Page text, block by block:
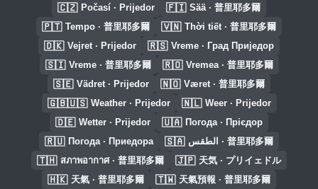
🇨🇿 Počasí · Prijedor 🇫🇮 Sää · 普里耶多爾
🇵🇹 Tempo · 普里耶多爾 🇻🇳 Thời tiết · 普里耶多爾
🇩🇰 Vejret · Prijedor 🇷🇸 Vreme · Град Приједор
🇸🇮 Vreme · 普里耶多爾 🇷🇴 Vremea · 普里耶多爾
🇸🇪 Vädret · Prijedor 🇳🇴 Været · 普里耶多爾
🇬🇧🇺🇸 Weather · Prijedor 🇳🇱 Weer · Prijedor
🇩🇪 Wetter · Prijedor 🇺🇦 Погода · Прієдор
🇷🇺 Погода · Приедора 🇸🇦 الطقس · 普里耶多爾
🇹🇭 สภาพอากาศ · 普里耶多爾 🇯🇵 天気 · プリイェドル
🇭🇰 天氣 · 普里耶多爾 🇹🇼 天氣預報 · 普里耶多爾